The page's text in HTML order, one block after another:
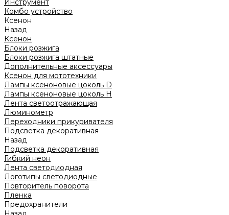
Инструмент
Комбо устройство
Ксенон
Назад
Ксенон
Блоки розжига
Блоки розжига штатные
Дополнительные аксессуары
Ксенон для мототехники
Лампы ксеноновые цоколь D
Лампы ксеноновые цоколь H
Лента светоотражающая
Люминометр
Переходники прикуривателя
Подсветка декоративная
Назад
Подсветка декоративная
Гибкий неон
Лента светодиодная
Логотипы светодиодные
Повторитель поворота
Пленка
Предохранители